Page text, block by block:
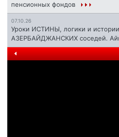
пенсионных фондов
07.10.26
Уроки ИСТИНЫ, логики и
АЗЕРБАЙДЖАНСКИХ соседей.